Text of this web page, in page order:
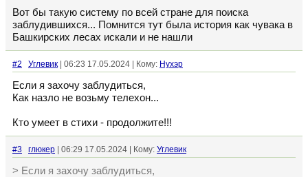
Вот бы такую систему по всей стране для поиска
заблудившихся... Помнится тут была история как чувака в
Башкирских лесах искали и не нашли
#2 Углевик | 06:23 17.05.2024 | Кому: Нухэр
Если я захочу заблудиться,
Как назло не возьму телехон...
Кто умеет в стихи - продолжите!!!
#3 глюкер | 06:29 17.05.2024 | Кому: Углевик
> Если я захочу заблудиться,